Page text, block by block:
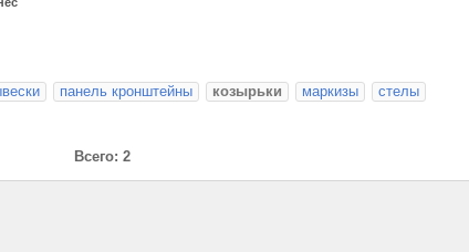
панель кронштейны козырьки маркизы
стелы
Всего: 2